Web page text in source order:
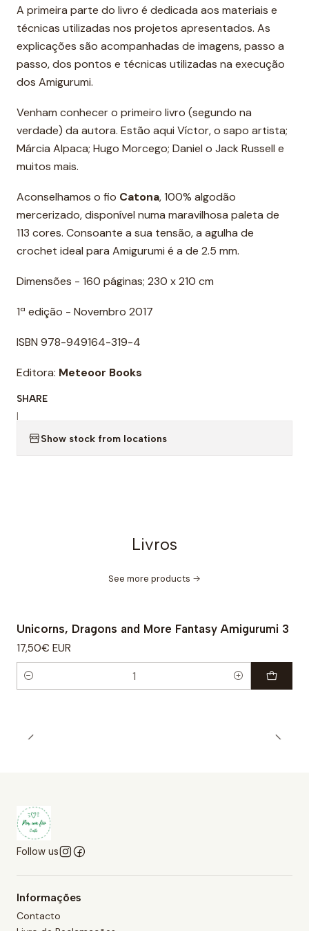
A primeira parte do livro é dedicada aos materiais e
técnicas utilizadas nos projetos apresentados. As
explicações são acompanhadas de imagens, passo a
passo, dos pontos e técnicas utilizadas na execução
dos Amigurumi.
Venham conhecer o primeiro livro (segundo na
verdade) da autora. Estão aqui Víctor, o sapo artista;
Márcia Alpaca; Hugo Morcego; Daniel o Jack Russell e
muitos mais.
Aconselhamos o fio Catona, 100% algodão
mercerizado, disponível numa maravilhosa paleta de
113 cores. Consoante a sua tensão, a agulha de
crochet ideal para Amigurumi é a de 2.5 mm.
Dimensões - 160 páginas; 230 x 210 cm
1ª edição - Novembro 2017
ISBN 978-949164-319-4
Editora: Meteoor Books
SHARE
|
Show stock from locations
Livros
See more products
Unicorns, Dragons and More Fantasy Amigurumi 3
17,50€ EUR
Quantity
Follow us
Informações
Contacto